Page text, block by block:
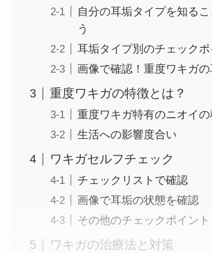
自分の耳垢タイプを知る
う
耳垢タイプ別のチェックポ
画像で確認！重度ワキガの
重度ワキガの特徴とは？
重度ワキガ特有のニオイ
生活への影響度合い
ワキガセルフチェック
チェックリストで確認
画像で耳垢の状態を確認
その他のチェックポイント
ワキガの治療法と対策